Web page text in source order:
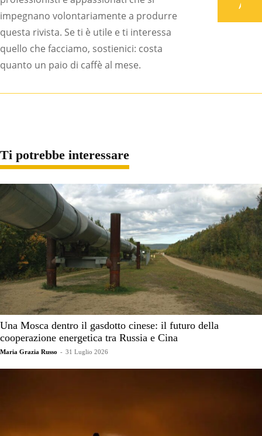
impegnano volontariamente a produrre
questa rivista. Se ti è utile e ti interessa
quello che facciamo, sostienici: costa
quanto un paio di caffè al mese.
Ti potrebbe interessare
Una Mosca dentro il gasdotto cinese: il futuro della
cooperazione energetica tra Russia e Cina
Maria Grazia Russo - 31 Luglio 2026